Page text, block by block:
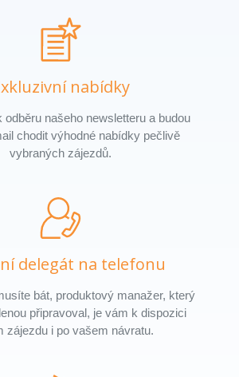
nabídky
odběru našeho newsletteru a budou
chodit výhodné nabídky pečlivě
vybraných zájezdů.
delegát na telefonu
bát, produktový manažer, který
připravoval, je vám k dispozici
zájezdu i po vašem návratu.